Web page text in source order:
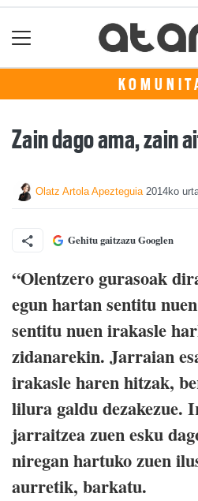
Zain dago ama, zain
Olatz Artola Apezteguia 2014ko
Gehitu gaitzazu Googlen
“Olentzero gurasoak
egun hartan sentitu
sentitu nuen irakasle
zidanarekin. Jarraian
irakasle haren hitzak,
lilura galdu dezakezue.
jarraitzea zuen esku
niregan hartuko zuen
aurretik, barkatu.